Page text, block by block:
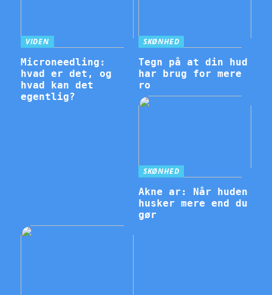
VIDEN
Microneedling:
hvad er det, og
hvad kan det
egentlig?
SKØNHED
Tegn på at din hud
har brug for mere
ro
SKØNHED
Akne ar: Når huden
husker mere end du
gør